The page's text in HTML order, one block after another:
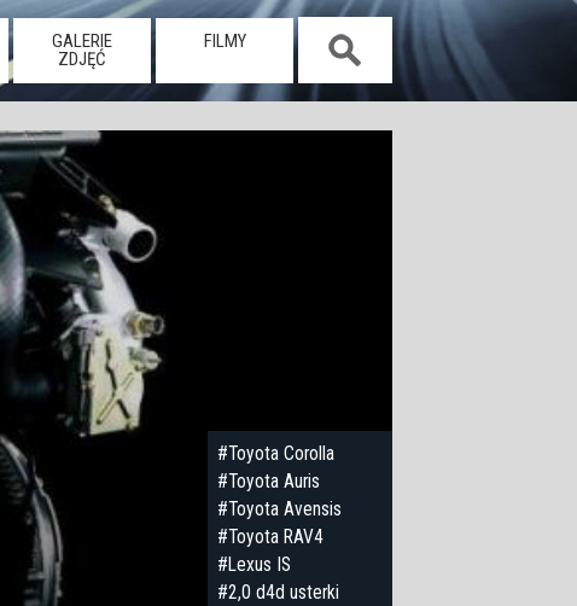
GALERIE
ZDJĘĆ
FILMY
#Toyota Corolla
#Toyota Auris
#Toyota Avensis
#Toyota RAV4
#Lexus IS
#2,0 d4d usterki